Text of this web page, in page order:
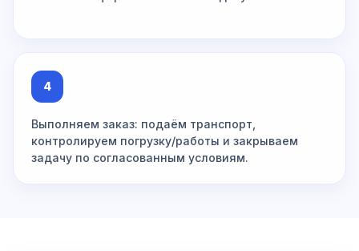
4
Выполняем заказ: подаём транспорт,
контролируем погрузку/работы и закрываем
задачу по согласованным условиям.